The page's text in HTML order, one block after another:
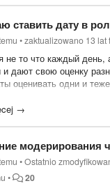
дату в роликах с
•zaktualizowano 13 lat
не то что каждый день,
и дают свою оценку
оценивать одни и
→
чата на
•Ostatnio
• 20